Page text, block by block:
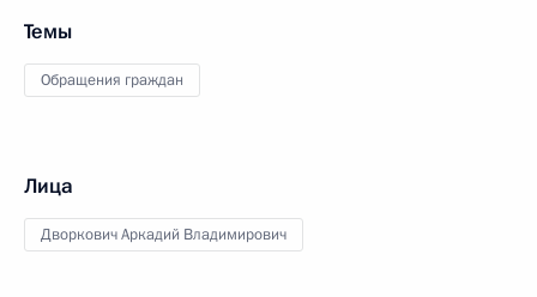
Темы
Обращения граждан
Лица
Дворкович Аркадий Владимирович